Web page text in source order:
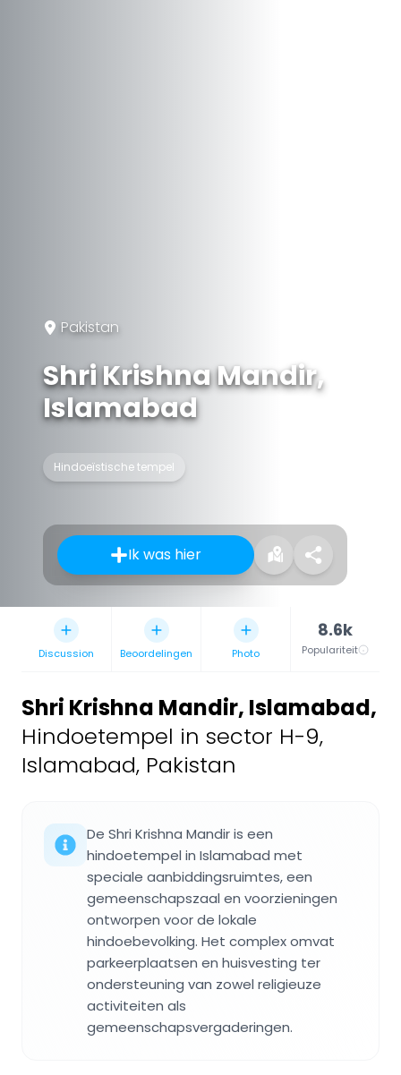
Pakistan
Shri Krishna Mandir,
Islamabad
Hindoeïstische tempel
Ik was hier
Discussion Beoordelingen Photo
8.6k
Populariteit
Shri Krishna Mandir, Islamabad,
Hindoetempel in sector H-9,
Islamabad, Pakistan
De Shri Krishna Mandir is een
hindoetempel in Islamabad met
speciale aanbiddingsruimtes, een
gemeenschapszaal en voorzieningen
ontworpen voor de lokale
hindoebevolking. Het complex omvat
parkeerplaatsen en huisvesting ter
ondersteuning van zowel religieuze
activiteiten als
gemeenschapsvergaderingen.